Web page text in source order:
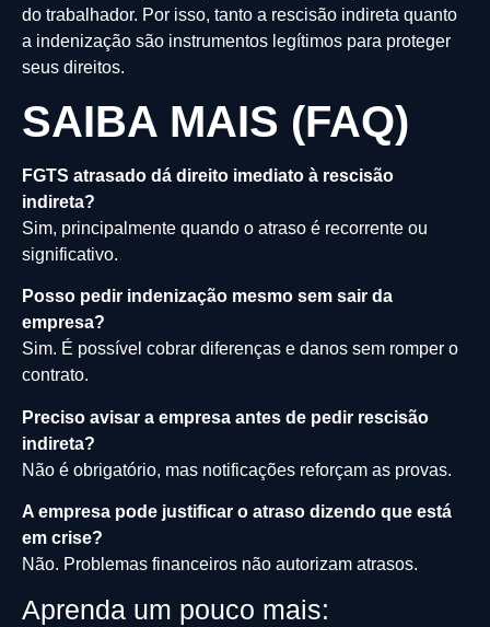
do trabalhador. Por isso, tanto a rescisão indireta quanto
a indenização são instrumentos legítimos para proteger
seus direitos.
SAIBA MAIS (FAQ)
FGTS atrasado dá direito imediato à rescisão
indireta?
Sim, principalmente quando o atraso é recorrente ou
significativo.
Posso pedir indenização mesmo sem sair da
empresa?
Sim. É possível cobrar diferenças e danos sem romper o
contrato.
Preciso avisar a empresa antes de pedir rescisão
indireta?
Não é obrigatório, mas notificações reforçam as provas.
A empresa pode justificar o atraso dizendo que está
em crise?
Não. Problemas financeiros não autorizam atrasos.
Aprenda um pouco mais: